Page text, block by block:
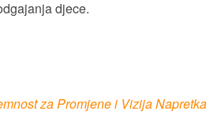
djece.
za Promjene i Vizija Napretka